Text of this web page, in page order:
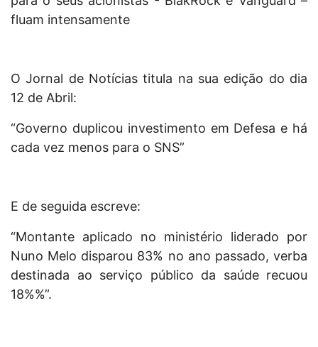
fluam intensamente
O Jornal de Notícias titula na sua edição do dia
12 de Abril:
“Governo duplicou investimento em Defesa e há
cada vez menos para o SNS”
E de seguida escreve:
“Montante aplicado no ministério liderado por
Nuno Melo disparou 83% no ano passado, verba
destinada ao serviço público da saúde recuou
18%%”.